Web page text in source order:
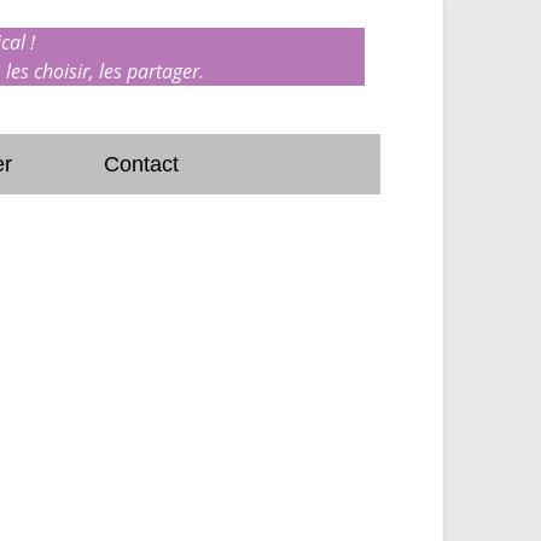
!
choisir, les partager.
Contact